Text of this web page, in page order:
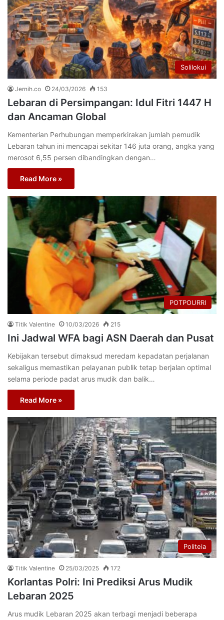
Solilokui
Jernih.co 24/03/2026 153
Lebaran di Persimpangan: Idul Fitri 1447 H
dan Ancaman Global
Kementerian Perhubungan memperkirakan jumlah pemudik
Lebaran tahun ini mencapai sekitar 146 juta orang, angka yang
merosot 6,55 persen dibandingkan dengan…
Read More »
POTPOURRI
Titik Valentine 10/03/2026 215
Ini Jadwal WFA bagi ASN Daerah dan Pusat
Kebijakan tersebut dimaksud meredam kepadatan perjalanan
sekaligus memastikan pelayanan publik tetap berjalan optimal
selama periode padat arus mudik dan balik…
Read More »
Politeia
Titik Valentine 25/03/2025 172
Korlantas Polri: Ini Prediksi Arus Mudik
Lebaran 2025
Arus mudik Lebaran 2025 akan terbagi menjadi beberapa